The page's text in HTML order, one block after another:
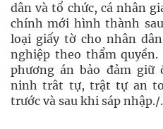
dân và tổ chức, cá nhân
chính mới hình thành
loại giấy tờ cho nhân
nghiệp theo thẩm
phương án bảo đảm giữ
ninh trât tự, trật tự an
trước và sau khi sáp nhập./.